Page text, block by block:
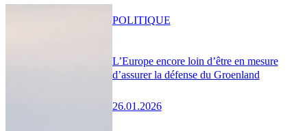
L’Europe encore loin d’être en mesure
d’assurer la défense du Groenland
26.01.2026
POLITIQUE